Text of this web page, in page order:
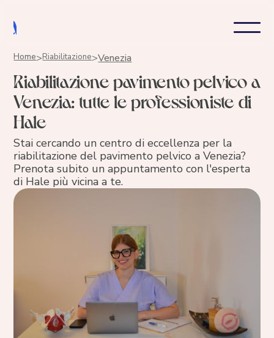
Home>Riabilitazione>Venezia
Riabilitazione pavimento pelvico a
Venezia: tutte le professioniste di
Hale
Stai cercando un centro di eccellenza per la
riabilitazione del pavimento pelvico a Venezia?
Prenota subito un appuntamento con l'esperta
di Hale più vicina a te.